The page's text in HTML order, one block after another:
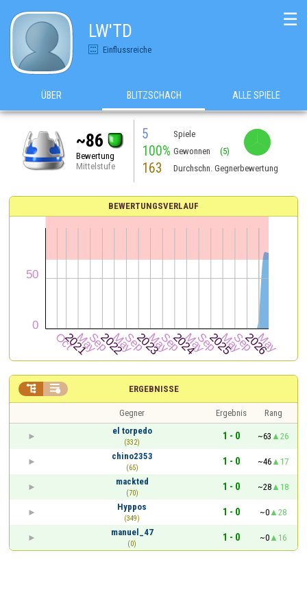
LW'TD
Einflussreiche
☰
ÜBER BLITZSCHACH ALLE SPIELE
~86
Bewertung
Mittelstufe
5 Spiele
100% Gewonnen (5)
163 Durchschn. Gegnerbewertung
BEWERTUNGSVERLAUF
ERGEBNISSE
 
Gegner Ergebnis
Rang
el torpedo
(332)
1 - 0 ~63
26
chino2353
(65)
1 - 0 ~46
17
mackted
(70)
1 - 0 ~28
18
Hyppos
(349)
1 - 0 ~0
28
manuel_47
(0)
1 - 0 ~0 16